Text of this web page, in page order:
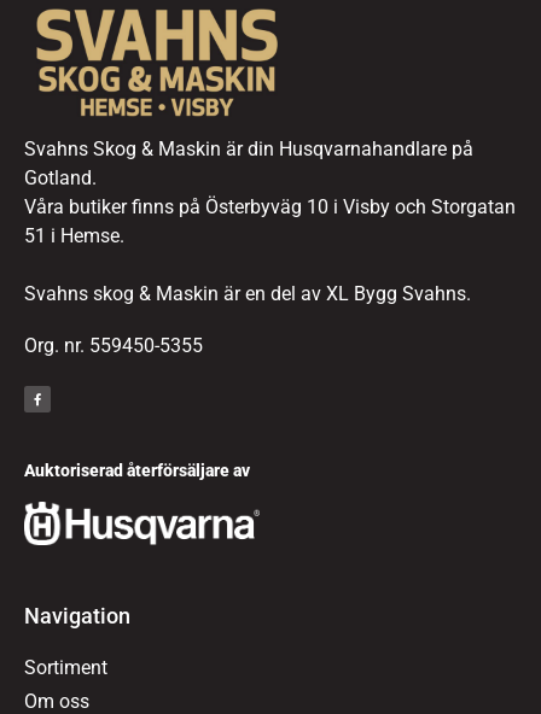
Svahns Skog & Maskin är din Husqvarnahandlare på
Gotland.
Våra butiker finns på Österbyväg 10 i Visby och Storgatan
51 i Hemse.
Svahns skog & Maskin är en del av XL Bygg Svahns.
Org. nr. 559450-5355
Auktoriserad återförsäljare av
Navigation
Sortiment
Om oss